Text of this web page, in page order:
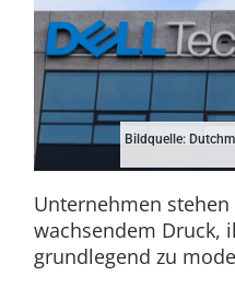
Bildquelle:
Unternehmen
wachsendem Druck,
grundlegend zu